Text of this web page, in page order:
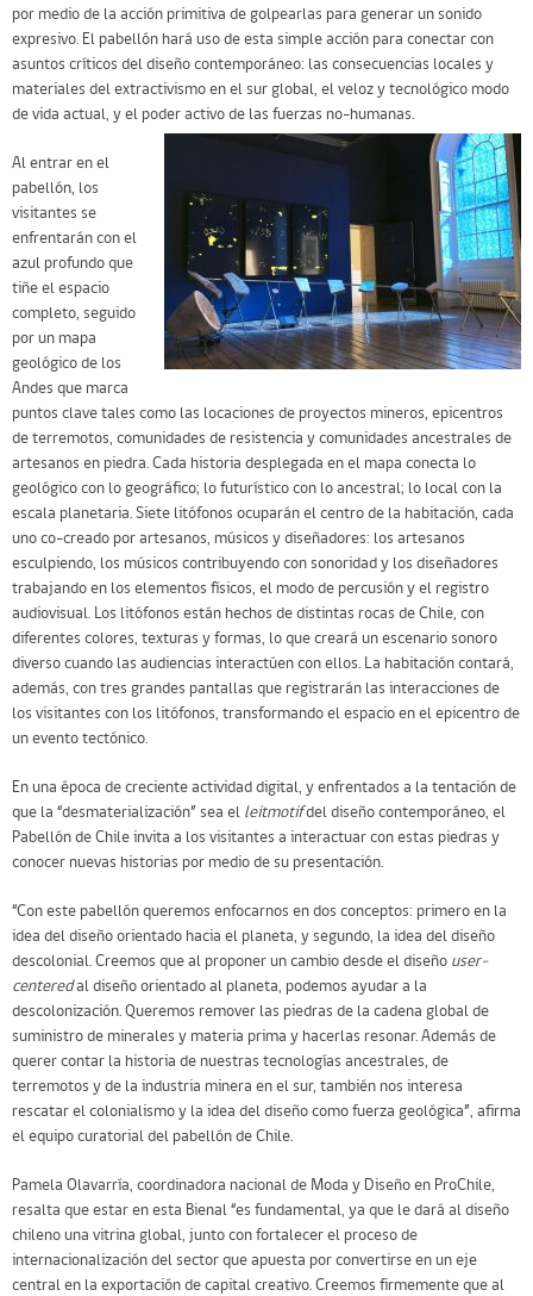
por medio de la acción primitiva de golpearlas para generar un sonido
expresivo. El pabellón hará uso de esta simple acción para conectar con
asuntos críticos del diseño contemporáneo: las consecuencias locales y
materiales del extractivismo en el sur global, el veloz y tecnológico modo
de vida actual, y el poder activo de las fuerzas no-humanas.
Al entrar en el
pabellón, los
visitantes se
enfrentarán con el
azul profundo que
tiñe el espacio
completo, seguido
por un mapa
geológico de los
Andes que marca
puntos clave tales como las locaciones de proyectos mineros, epicentros
de terremotos, comunidades de resistencia y comunidades ancestrales de
artesanos en piedra. Cada historia desplegada en el mapa conecta lo
geológico con lo geográfico; lo futurístico con lo ancestral; lo local con la
escala planetaria. Siete litófonos ocuparán el centro de la habitación, cada
uno co-creado por artesanos, músicos y diseñadores: los artesanos
esculpiendo, los músicos contribuyendo con sonoridad y los diseñadores
trabajando en los elementos físicos, el modo de percusión y el registro
audiovisual. Los litófonos están hechos de distintas rocas de Chile, con
diferentes colores, texturas y formas, lo que creará un escenario sonoro
diverso cuando las audiencias interactúen con ellos. La habitación contará,
además, con tres grandes pantallas que registrarán las interacciones de
los visitantes con los litófonos, transformando el espacio en el epicentro de
un evento tectónico.
En una época de creciente actividad digital, y enfrentados a la tentación de
que la “desmaterialización” sea el leitmotifdel diseño contemporáneo, el
Pabellón de Chile invita a los visitantes a interactuar con estas piedras y
conocer nuevas historias por medio de su presentación.
“Con este pabellón queremos enfocarnos en dos conceptos: primero en la
idea del diseño orientado hacia el planeta, y segundo, la idea del diseño
descolonial. Creemos que al proponer un cambio desde el diseño user-
centeredal diseño orientado al planeta, podemos ayudar a la
descolonización. Queremos remover las piedras de la cadena global de
suministro de minerales y materia prima y hacerlas resonar. Además de
querer contar la historia de nuestras tecnologías ancestrales, de
terremotos y de la industria minera en el sur, también nos interesa
rescatar el colonialismo y la idea del diseño como fuerza geológica”, afirma
el equipo curatorial del pabellón de Chile.
Pamela Olavarría, coordinadora nacional de Moda y Diseño en ProChile,
resalta que estar en esta Bienal “es fundamental, ya que le dará al diseño
chileno una vitrina global, junto con fortalecer el proceso de
internacionalización del sector que apuesta por convertirse en un eje
central en la exportación de capital creativo. Creemos firmemente que al